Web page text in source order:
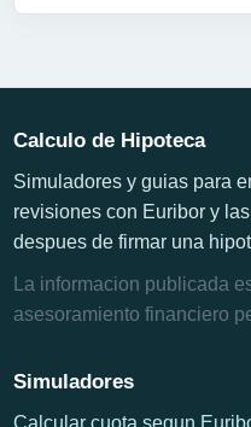
Calculo de Hipoteca
Simuladores y guias para
revisiones con Euribor y
despues de firmar una
La informacion publicada
asesoramiento financiero
Simuladores
Calcular cuota segun